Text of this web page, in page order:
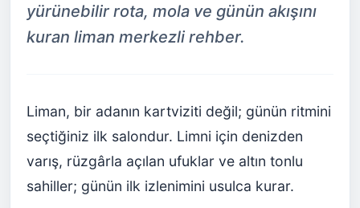
yürünebilir rota, mola ve günün akışını
kuran liman merkezli rehber.
Liman, bir adanın kartviziti değil; günün ritmini
seçtiğiniz ilk salondur. Limni için denizden
varış, rüzgârla açılan ufuklar ve altın tonlu
sahiller; günün ilk izlenimini usulca kurar.